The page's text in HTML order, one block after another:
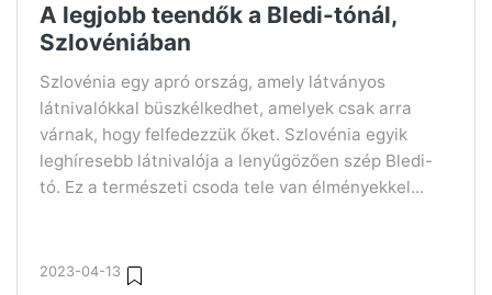
A legjobb teendők a Bledi-tónál,
Szlovéniában
Szlovénia egy apró ország, amely látványos
látnivalókkal büszkélkedhet, amelyek csak arra
várnak, hogy felfedezzük őket. Szlovénia egyik
leghíresebb látnivalója a lenyűgözően szép Bledi-
tó. Ez a természeti csoda tele van élményekkel...
2023-04-13